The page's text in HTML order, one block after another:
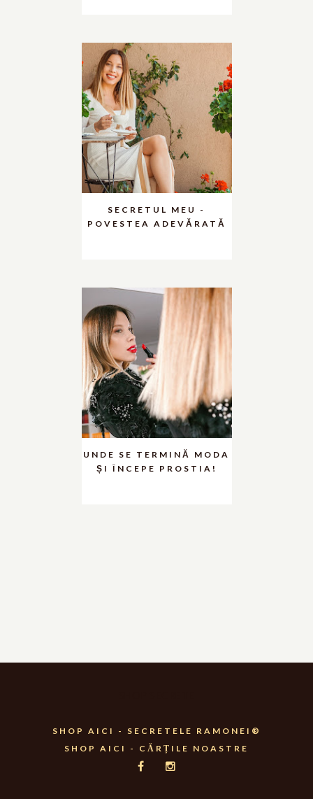
SECRETUL MEU -
POVESTEA ADEVĂRATĂ
UNDE SE TERMINĂ MODA
ȘI ÎNCEPE PROSTIA!
SHOP AICI - SECRETELE RAMONEI®
SHOP AICI - CĂRȚILE NOASTRE